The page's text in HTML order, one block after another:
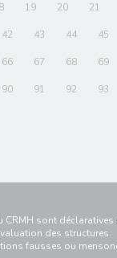
19 20 21
42 43 44 45
66 67 68 69
90 91 92 93
sont déclaratives
des structures.
fausses ou